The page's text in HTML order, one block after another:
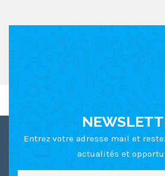
Entrez votre adresse mail et
actualités et